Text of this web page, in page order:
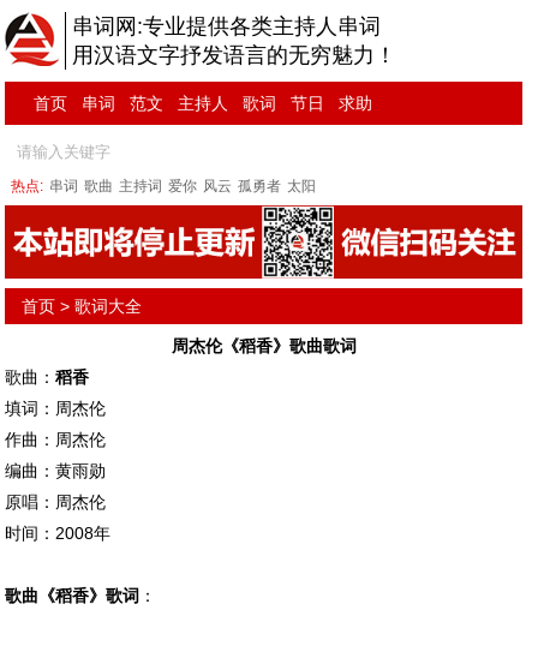
串词网:专业提供各类主持人串词
用汉语文字抒发语言的无穷魅力！
首页 串词 范文 主持人 歌词 节日 求助
热点: 串词 歌曲 主持词 爱你 风云 孤勇者 太阳
首页 >歌词大全
周杰伦《稻香》歌曲歌词
歌曲：稻香
填词：周杰伦
作曲：周杰伦
编曲：黄雨勋
原唱：周杰伦
时间：2008年
歌曲《稻香》歌词 ：